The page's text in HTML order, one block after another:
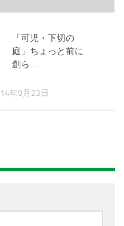
「可児・下切の
庭」ちょっと前に
創ら…
年9月23日